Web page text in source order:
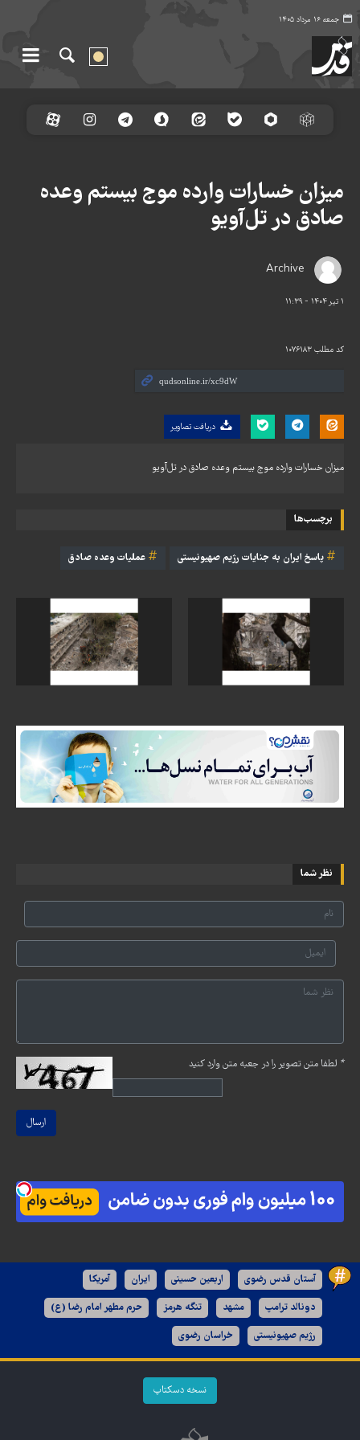
جمعه ۱۶ مرداد ۱۴۰۵
Archive
۱ تیر ۱۴۰۴ - ۱۱:۳۹
کد مطلب ۱۰۷۶۱۸۳
دریافت تصاویر
میزان خسارات وارده موج بیستم وعده
صادق در تل‌آویو
میزان خسارات وارده موج بیستم وعده صادق در تل‌آویو
برچسب‌ها
پاسخ ایران به جنایات رژیم صهیونیستی عملیات وعده صادق
نظر شما
* لطفا متن تصویر را در جعبه متن وارد کنید
ارسال
آستان قدس رضوی اربعین حسینی ایران آمریکا
دونالد ترامپ مشهد تنگه هرمز حرم مطهر امام رضا (ع)
رژیم صهیونیستی خراسان رضوی
نسخه دسکتاپ